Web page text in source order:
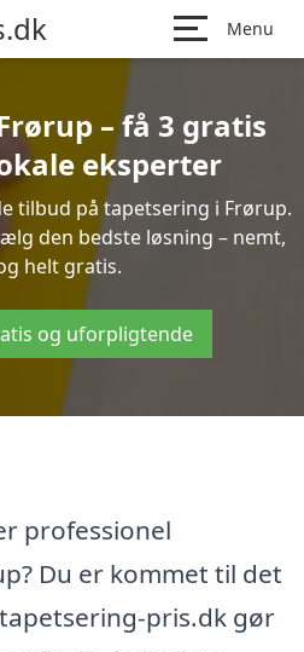
Menu
– få 3 gratis
eksperter
tilbud på tapetsering i Frørup.
den bedste løsning – nemt,
helt gratis.
og uforpligtende
professionel
Du er kommet til det
pris.dk gør